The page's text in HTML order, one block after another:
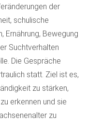
der
schulische
Ernährung, Bewegung
Suchtverhalten
Die Gespräche
statt. Ziel ist es,
zu stärken,
erkennen und sie
zu